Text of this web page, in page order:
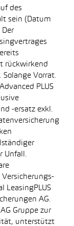
des
sein (Datum
Der
rückwirkend
Vorrat.
PLUS
-ersatz exkl.
Unfall.
LeasingPLUS
AG.
Gruppe zur
unterstützt